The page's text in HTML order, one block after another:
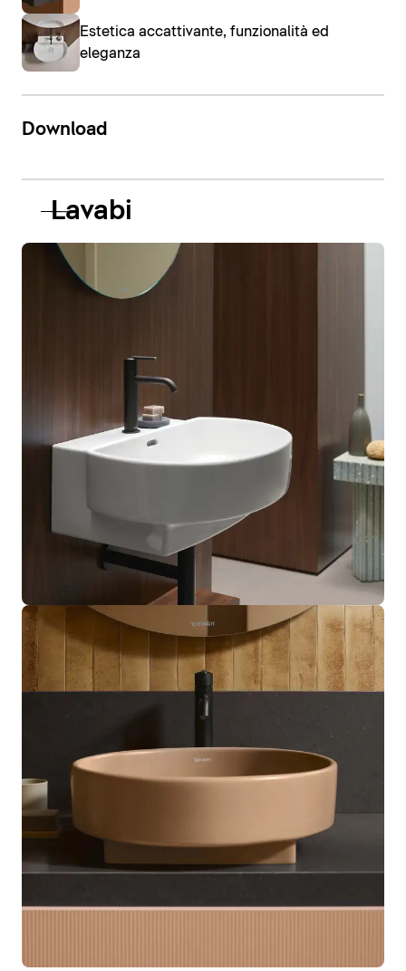
Estetica accattivante, funzionalità ed
eleganza
Download
Lavabi